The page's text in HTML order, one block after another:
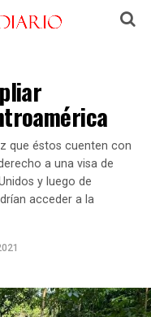
que éstos cuenten con
a una visa de
y luego de
acceder a la